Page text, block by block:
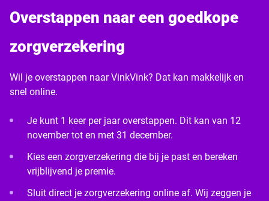
Overstappen naar een goedkope
zorgverzekering
Wil je overstappen naar VinkVink? Dat kan makkelijk en
snel online.
Je kunt 1 keer per jaar overstappen. Dit kan van 12
november tot en met 31 december.
Kies een zorgverzekering die bij je past en bereken
vrijblijvend je premie.
Sluit direct je zorgverzekering online af. Wij zeggen je